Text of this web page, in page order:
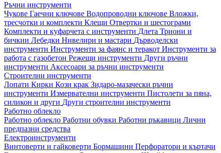
Ръчни инструменти
Чукове Гаечни ключове Водопроводни ключове Вложки,
тресчотки и комплекти Клещи Отвертки и шестограми
Комплекти и куфарчета с инструменти Длета Триони и
бичкии Лебедки Нивелири и мастари Дърводелски
инструменти Инструменти за фаянс и теракот Инструменти за
работа с газобетон Режещи инструменти Други ръчни
инструменти Аксесоари за ръчни инструменти
Строителни инструменти
Лопати Кирки Кози крак Зидаро-мазачески ръчни
инструменти Измервателни инструменти Пистолети за пяна,
силикон и други Други строителни инструменти
Работно облекло
Работно облекло Работни обувки Работни ръкавици Лични
предпазни средства
Електроинструменти
Винтоверти и гайковерти Бормашини Перфоратори и къртачи